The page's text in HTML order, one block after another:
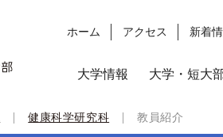
大学情報 大学・短大
ホーム アクセス 新着
| 健康科学研究科 | 教員紹介